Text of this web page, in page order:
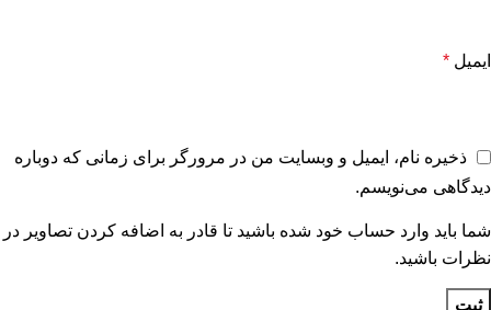
ایمیل *
ذخیره نام، ایمیل و وبسایت من در مرورگر برای زمانی که دوباره
دیدگاهی می‌نویسم.
شما باید وارد حساب خود شده باشید تا قادر به اضافه کردن تصاویر در
نظرات باشید.